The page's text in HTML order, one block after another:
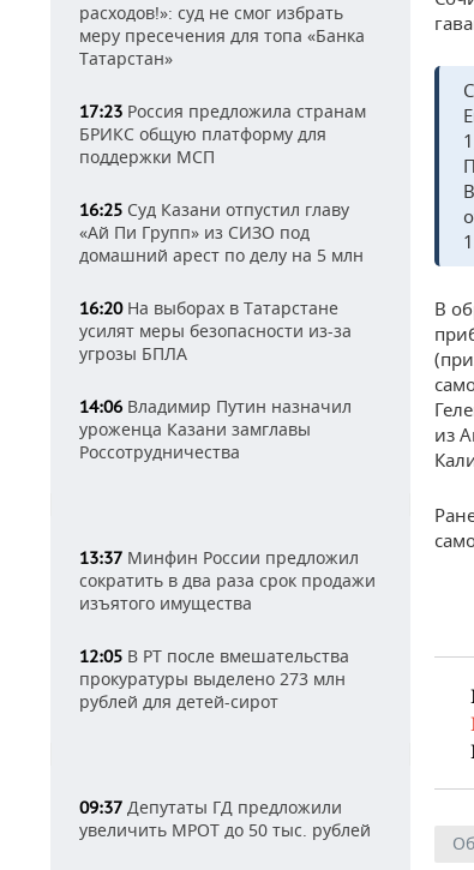
расходов!»: суд не смог избрать
меру пресечения для топа «Банка
Татарстан»
17:23 Россия предложила странам
БРИКС общую платформу для
поддержки МСП
16:25 Суд Казани отпустил главу
«Ай Пи Групп» из СИЗО под
домашний арест по делу на 5 млн
16:20На выборах в Татарстане
усилят меры безопасности из-за
угрозы БПЛА
14:06 Владимир Путин назначил
уроженца Казани замглавы
Россотрудничества
13:37 Минфин России предложил
сократить в два раза срок продажи
изъятого имущества
12:05 В РТ после вмешательства
прокуратуры выделено 273 млн
рублей для детей-сирот
09:37 Депутаты ГД предложили
увеличить МРОТ до 50 тыс. рублей
В
из